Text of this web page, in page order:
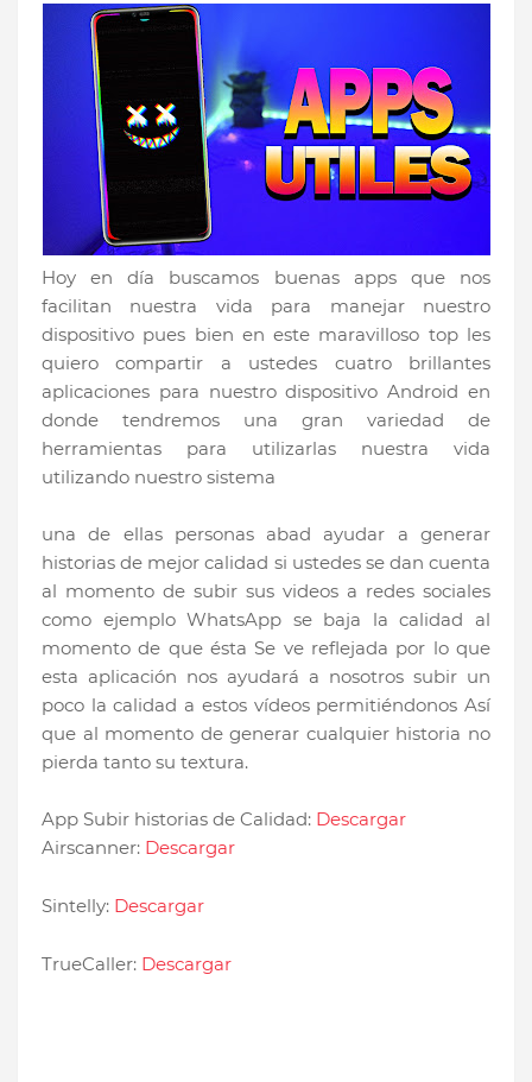
Hoy en día buscamos buenas apps que nos
facilitan nuestra vida para manejar nuestro
dispositivo pues bien en este maravilloso top les
quiero compartir a ustedes cuatro brillantes
aplicaciones para nuestro dispositivo Android en
donde tendremos una gran variedad de
herramientas para utilizarlas nuestra vida
utilizando nuestro sistema
una de ellas personas abad ayudar a generar
historias de mejor calidad si ustedes se dan cuenta
al momento de subir sus videos a redes sociales
como ejemplo WhatsApp se baja la calidad al
momento de que ésta Se ve reflejada por lo que
esta aplicación nos ayudará a nosotros subir un
poco la calidad a estos vídeos permitiéndonos Así
que al momento de generar cualquier historia no
pierda tanto su textura.
App Subir historias de Calidad: Descargar
Airscanner: Descargar
Sintelly: Descargar
TrueCaller: Descargar